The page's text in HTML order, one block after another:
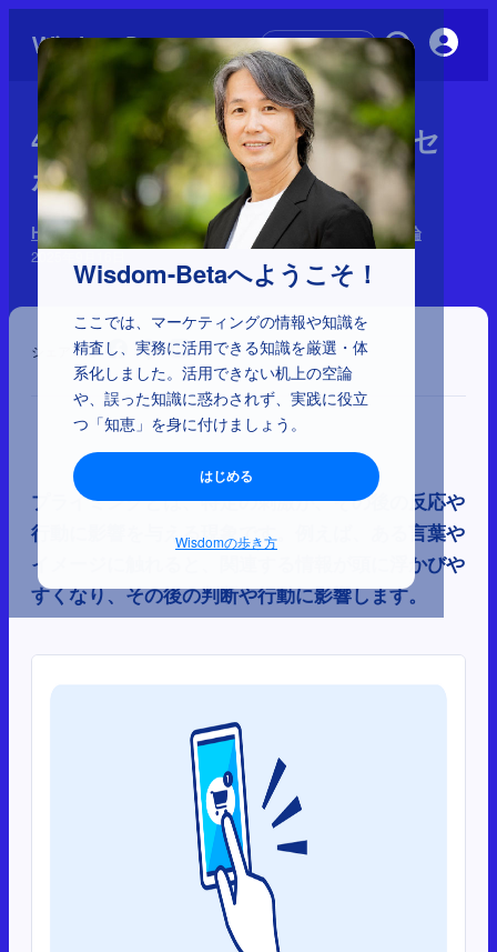
Wisdom-Betaへようこそ！
ここでは、マーケティングの情報や知識を
精査し、実務に活用できる知識を厳選・体
系化しました。活用できない机上の空論
や、誤った知識に惑わされず、実践に役立
つ「知恵」を身に付けましょう。
はじめる
Wisdomの歩き方
初めての方へ
4-1-22：プライミング、プラセ
ボ効果、フレーミング効果
HOWを左右する心理学 170理論：9分類と64の優先理論
2025年9月16日
シェア
プライミングとは、特定の刺激が、その後の反応や
行動に影響を与える現象です。例えば、ある言葉や
イメージに触れると、関連する情報が頭に浮かびや
すくなり、その後の判断や行動に影響します。